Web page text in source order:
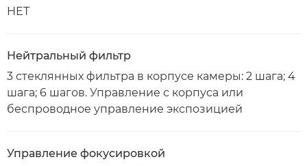
НЕТ
Нейтральный фильтр
3 стеклянных фильтра в корпусе камеры: 2 шага; 4
шага; 6 шагов. Управление с корпуса или
беспроводное управление экспозицией
Управление фокусировкой